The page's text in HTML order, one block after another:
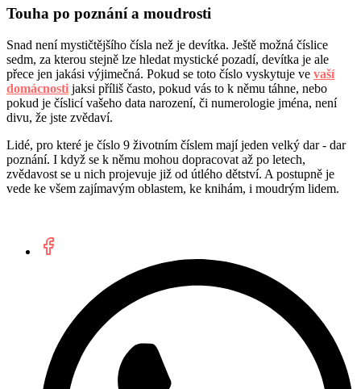
Touha po poznání a moudrosti
Snad není mystičtějšího čísla než je devítka. Ještě možná číslice
sedm, za kterou stejně lze hledat mystické pozadí, devítka je ale
přece jen jakási výjimečná. Pokud se toto číslo vyskytuje ve vaší
domácnosti jaksi příliš často, pokud vás to k němu táhne, nebo
pokud je číslicí vašeho data narození, či numerologie jména, není
divu, že jste zvědaví.
Lidé, pro které je číslo 9 životním číslem mají jeden velký dar - dar
poznání. I když se k němu mohou dopracovat až po letech,
zvědavost se u nich projevuje již od útlého dětství. A postupně je
vede ke všem zajímavým oblastem, ke knihám, i moudrým lidem.